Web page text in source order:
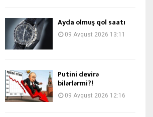
Ayda olmuş qol saatı
09 Avqust 2026 13:11
Putini devirə
bilərlərmi?!
09 Avqust 2026 12:16